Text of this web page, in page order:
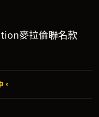
麥拉倫聯名款